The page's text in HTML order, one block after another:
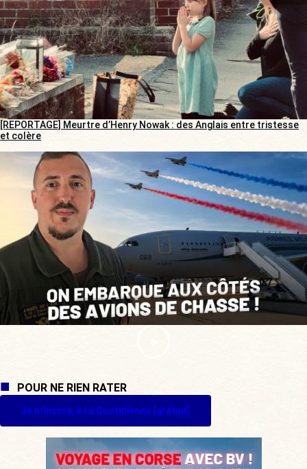
[REPORTAGE] Meurtre d’Henry Nowak : des Anglais entre tristesse
et colère
POUR NE RIEN RATER
Je m'inscris à La Quotidienne (gratuit)